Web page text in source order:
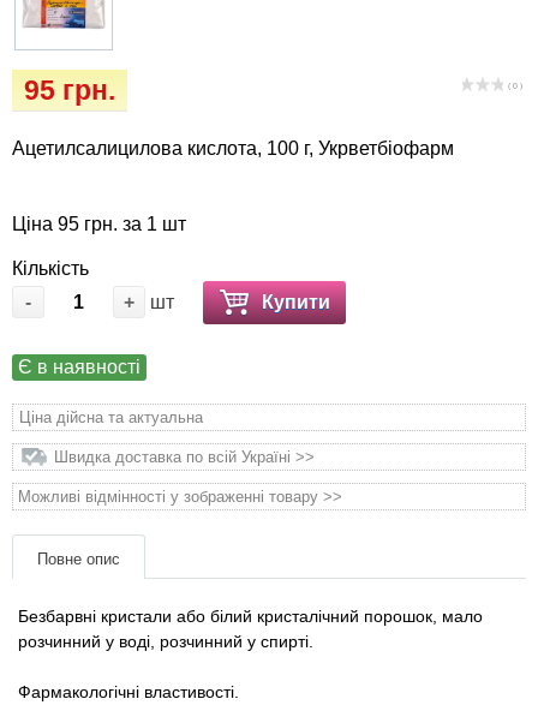
( 0 )
95 грн.
Ацетилсалицилова кислота, 100 г, Укрветбіофарм
Ціна 95 грн. за 1 шт
Кількість
-
+ шт Купити
Є в наявності
Ціна дійсна та актуальна
Швидка доставка по всій Україні >>
Можливі відмінності у зображенні товару >>
Повне опис
Безбарвні кристали або білий кристалічний порошок, мало
розчинний у воді, розчинний у спирті.
Фармакологічні властивості.
Vet Diet Canine Wet - ветеринарные диеты
для собак
килимки
Миски, автогодівниці, поілки
Одяг та взуття
матеріали
Подарункові сертифікати
Товари для голубів
Товари для гризунів